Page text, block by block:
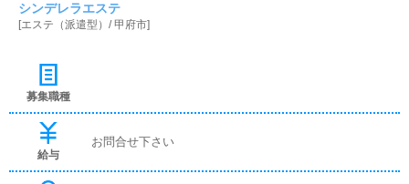
シンデレラエステ
[エステ（派遣型） /甲府市]
募集職種
給与
お問合せ下さい